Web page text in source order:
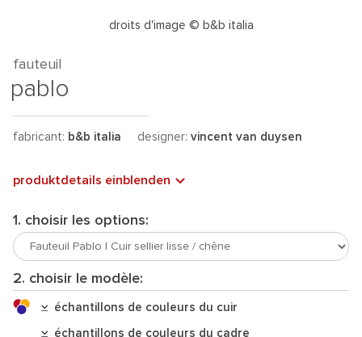
droits d'image © b&b italia
fauteuil
pablo
fabricant: b&b italia designer: vincent van duysen
produktdetails einblenden
1. choisir les options:
2. choisir le modèle:
échantillons de couleurs du cuir
échantillons de couleurs du cadre